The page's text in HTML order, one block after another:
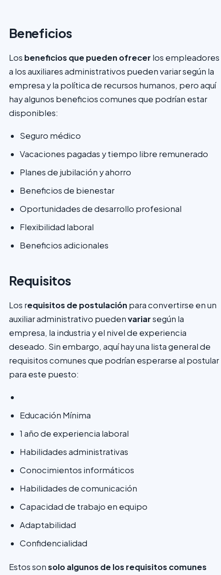
Beneficios
Los beneficios que pueden ofrecer los empleadores
a los auxiliares administrativos pueden variar según la
empresa y la política de recursos humanos, pero aquí
hay algunos beneficios comunes que podrían estar
disponibles:
Seguro médico
Vacaciones pagadas y tiempo libre remunerado
Planes de jubilación y ahorro
Beneficios de bienestar
Oportunidades de desarrollo profesional
Flexibilidad laboral
Beneficios adicionales
Requisitos
Los requisitos de postulación para convertirse en un
auxiliar administrativo puedenvariarsegún la
empresa, la industria y el nivel de experiencia
deseado. Sin embargo, aquí hay una lista general de
requisitos comunes que podrían esperarse al postular
para este puesto:
Educación Mínima
1 año de experiencia laboral
Habilidades administrativas
Conocimientos informáticos
Habilidades de comunicación
Capacidad de trabajo en equipo
Adaptabilidad
Confidencialidad
Estos sonsolo algunos de los requisitos comunes